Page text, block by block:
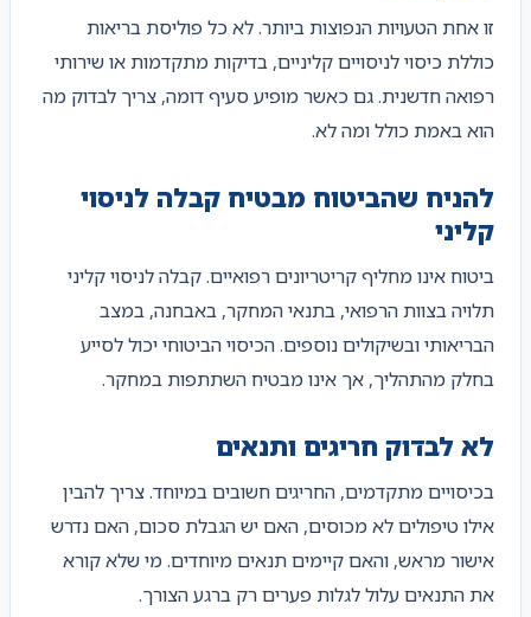
זו אחת הטעויות הנפוצות ביותר. לא כל פוליסת בריאות
כוללת כיסוי לניסויים קליניים, בדיקות מתקדמות או שירותי
רפואה חדשנית. גם כאשר מופיע סעיף דומה, צריך לבדוק מה
הוא באמת כולל ומה לא.
להניח שהביטוח מבטיח קבלה לניסוי
קליני
ביטוח אינו מחליף קריטריונים רפואיים. קבלה לניסוי קליני
תלויה בצוות הרפואי, בתנאי המחקר, באבחנה, במצב
הבריאותי ובשיקולים נוספים. הכיסוי הביטוחי יכול לסייע
בחלק מהתהליך, אך אינו מבטיח השתתפות במחקר.
לא לבדוק חריגים ותנאים
בכיסויים מתקדמים, החריגים חשובים במיוחד. צריך להבין
אילו טיפולים לא מכוסים, האם יש הגבלת סכום, האם נדרש
אישור מראש, והאם קיימים תנאים מיוחדים. מי שלא קורא
את התנאים עלול לגלות פערים רק ברגע הצורך.